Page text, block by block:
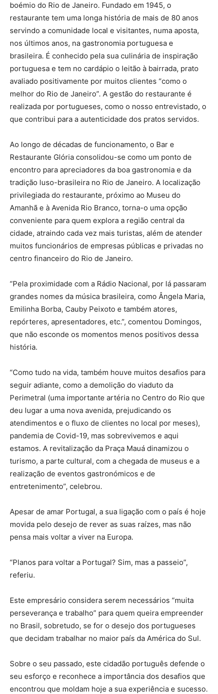
boémio do Rio de Janeiro. Fundado em 1945, o
restaurante tem uma longa história de mais de 80 anos
servindo a comunidade local e visitantes, numa aposta,
nos últimos anos, na gastronomia portuguesa e
brasileira. É conhecido pela sua culinária de inspiração
portuguesa e tem no cardápio o leitão à bairrada, prato
avaliado positivamente por muitos clientes “como o
melhor do Rio de Janeiro”. A gestão do restaurante é
realizada por portugueses, como o nosso entrevistado, o
que contribui para a autenticidade dos pratos servidos.
Ao longo de décadas de funcionamento, o Bar e
Restaurante Glória consolidou-se como um ponto de
encontro para apreciadores da boa gastronomia e da
tradição luso-brasileira no Rio de Janeiro.​ A localização
privilegiada do restaurante, próximo ao Museu do
Amanhã e à Avenida Rio Branco, torna-o uma opção
conveniente para quem explora a região central da
cidade, atraindo cada vez mais turistas, além de atender
muitos funcionários de empresas públicas e privadas no
centro financeiro do Rio de Janeiro.
“Pela proximidade com a Rádio Nacional, por lá passaram
grandes nomes da música brasileira, como Ângela Maria,
Emilinha Borba, Cauby Peixoto e também atores,
repórteres, apresentadores, etc.”, comentou Domingos,
que não esconde os momentos menos positivos dessa
história.
“Como tudo na vida, também houve muitos desafios para
seguir adiante, como a demolição do viaduto da
Perimetral (uma importante artéria no Centro do Rio que
deu lugar a uma nova avenida, prejudicando os
atendimentos e o fluxo de clientes no local por meses),
pandemia de Covid-19, mas sobrevivemos e aqui
estamos. A revitalização da Praça Mauá dinamizou o
turismo, a parte cultural, com a chegada de museus e a
realização de eventos gastronómicos e de
entretenimento”, celebrou.
Apesar de amar Portugal, a sua ligação com o país é hoje
movida pelo desejo de rever as suas raízes, mas não
pensa mais voltar a viver na Europa.
“Planos para voltar a Portugal? Sim, mas a passeio”,
referiu.
Este empresário considera serem necessários “muita
perseverança e trabalho” para quem queira empreender
no Brasil, sobretudo, se for o desejo dos portugueses
que decidam trabalhar no maior país da América do Sul.
Sobre o seu passado, este cidadão português defende o
seu esforço e reconhece a importância dos desafios que
encontrou que moldam hoje a sua experiência e sucesso.